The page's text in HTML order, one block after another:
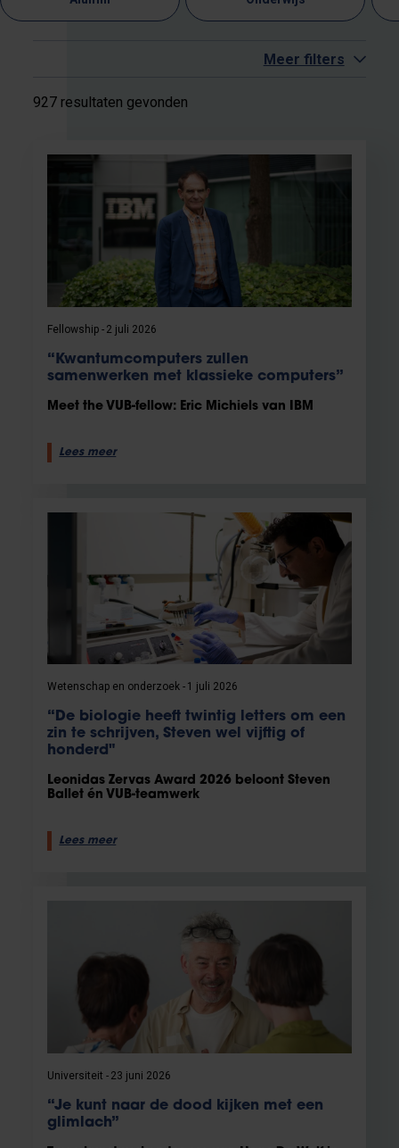
Meer filters
927 resultaten gevonden
Fellowship 2 juli 2026
“Kwantumcomputers zullen
samenwerken met klassieke computers”
Meet the VUB-fellow: Eric Michiels van IBM
Lees meer
Wetenschap en onderzoek 1 juli 2026
“De biologie heeft twintig letters om een
zin te schrijven, Steven wel vijftig of
honderd"
Leonidas Zervas Award 2026 beloont Steven
Ballet én VUB-teamwerk
Lees meer
Universiteit 23 juni 2026
“Je kunt naar de dood kijken met een
glimlach”